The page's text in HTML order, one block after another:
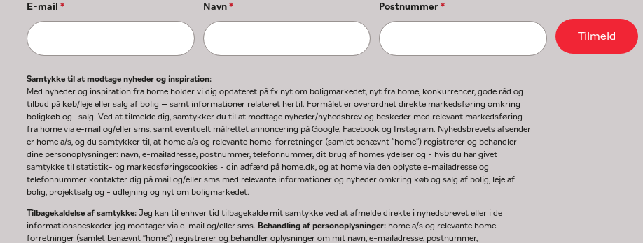
E-mail * Navn * Postnummer*
Tilmeld
Samtykke til at modtage nyheder og inspiration:
Med nyheder og inspiration fra home holder vi dig opdateret på fx nyt om boligmarkedet, nyt fra home, konkurrencer, gode råd og
tilbud på køb/leje eller salg af bolig – samt informationer relateret hertil. Formålet er overordnet direkte markedsføring omkring
boligkøb og -salg. Ved at tilmelde dig, samtykker du til at modtage nyheder/nyhedsbrev og beskeder med relevant markedsføring
fra home via e-mail og/eller sms, samt eventuelt målrettet annoncering på Google, Facebook og Instagram. Nyhedsbrevets afsender
er home a/s, og du samtykker til, at home a/s og relevante home-forretninger (samlet benævnt "home") registrerer og behandler
dine personoplysninger: navn, e-mailadresse, postnummer, telefonnummer, dit brug af homes ydelser og - hvis du har givet
samtykke til statistik- og markedsføringscookies - din adfærd på home.dk, og at home via den oplyste e-mailadresse og
telefonnummer kontakter dig på mail og/eller sms med relevante informationer og nyheder omkring køb og salg af bolig, leje af
bolig, projektsalg og - udlejning og nyt om boligmarkedet.
Tilbagekaldelse af samtykke:Jeg kan til enhver tid tilbagekalde mit samtykke ved at afmelde direkte i nyhedsbrevet eller i de
informationsbeskeder jeg modtager via e-mail og/eller sms. Behandling af personoplysninger: home a/s og relevante home-
forretninger (samlet benævnt "home") registrerer og behandler oplysninger om mit navn, e-mailadresse, postnummer,